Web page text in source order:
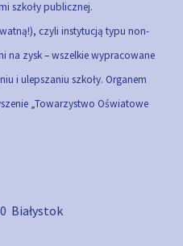
szkoły publicznej.
czyli instytucją typu non-
na zysk – wszelkie wypracowane
i ulepszaniu szkoły. Organem
„Towarzystwo Oświatowe
Białystok